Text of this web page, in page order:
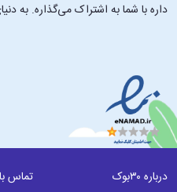
داره با شما به اشتراک می‌گذاره. به
درباره ۳۰بوک تماس